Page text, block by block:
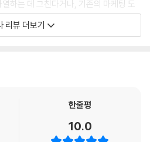
하는 데 그친다거나, 기존의 마케팅 도
반복하지 않는다. 저자는 비슷한 세계관
능하면 어떤 일이 일어나는지, 그리고
드린다. 그것은 지금 이 순간에도 우리
리뷰 더보기
한줄평
10.0